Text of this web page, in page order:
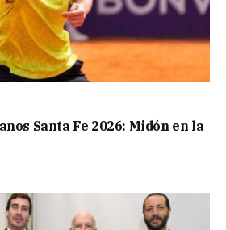
Santa Fe 2026: Midón en la